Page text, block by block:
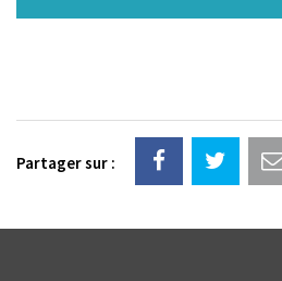
Partager sur :